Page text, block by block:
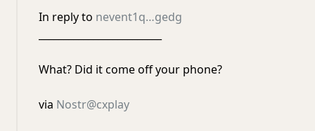
In reply to nevent1q…gedg
What? Did it come off your phone?
via Nostr@cxplay